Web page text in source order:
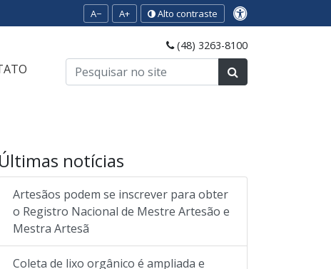
A− A+ Alto contraste
(48) 3263-8100
Últimas notícias
Artesãos podem se inscrever para obter
o Registro Nacional de Mestre Artesão e
Mestra Artesã
Coleta de lixo orgânico é ampliada e